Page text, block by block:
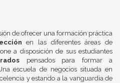
de ofrecer una formación práctica
en las diferentes áreas de
a disposición de sus estudiantes
pensados para formar a
escuela de negocios situada en
y estando a la vanguardia de